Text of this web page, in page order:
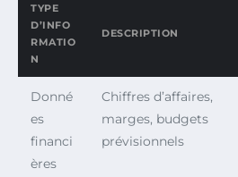
TYPE
D’INFO
RMATIO
N
DESCRIPTION
Donné
es
financi
ères
Chiffres d’affaires,
marges, budgets
prévisionnels